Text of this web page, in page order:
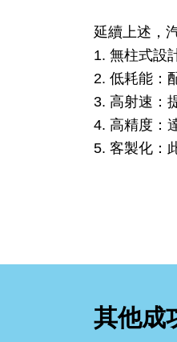
延續上述，
1. 無柱式設
2. 低耗能：
3. 高射速：
4. 高精度：
5. 客製化：
其他成